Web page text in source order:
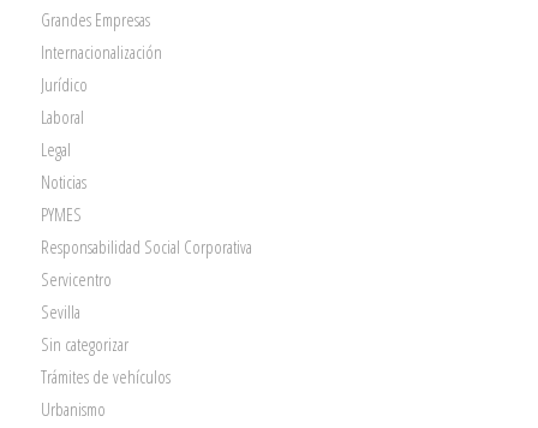
Grandes Empresas
Internacionalización
Jurídico
Laboral
Legal
Noticias
PYMES
Responsabilidad Social Corporativa
Servicentro
Sevilla
Sin categorizar
Trámites de vehículos
Urbanismo